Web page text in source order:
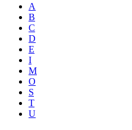
A
B
C
D
E
I
M
O
S
T
U